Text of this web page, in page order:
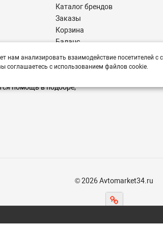
Каталог брендов
Заказы
Корзина
Баланс
помощь в подборе,
© 2026 Avtomarket34.ru
нам анализировать взаимодействие посетителей с
соглашаетесь с использованием файлов cookie.